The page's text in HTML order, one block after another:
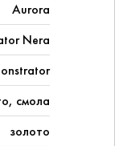
Aurora
Nera
смола
золото